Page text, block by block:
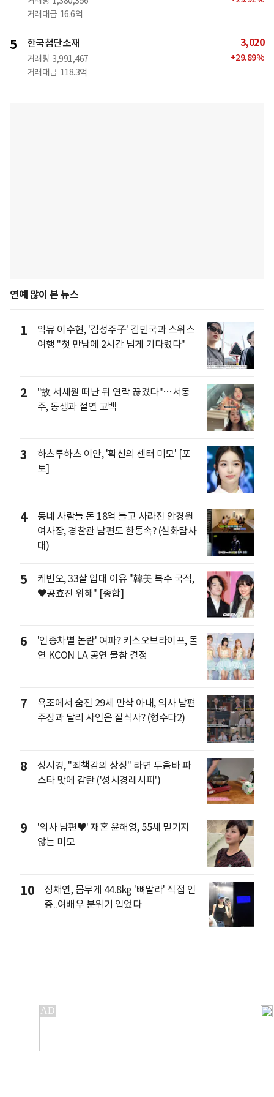
거래대금 16.6억
5 한국첨단소재
거래량 3,991,467
거래대금 118.3억
3,020
+29.89%
연예 많이 본 뉴스
1
악뮤 이수현, '김성주子' 김민국과 스위스
여행 "첫 만남에 2시간 넘게 기다렸다"
2
"故 서세원 떠난 뒤 연락 끊겼다"…서동
주, 동생과 절연 고백
3
하츠투하츠 이안, '확신의 센터 미모' [포
토]
4
동네 사람들 돈 18억 들고 사라진 안경원
여사장, 경찰관 남편도 한통속? (실화탐사
대)
5
케빈오, 33살 입대 이유 "韓美 복수 국적,
♥공효진 위해" [종합]
6
'인종차별 논란' 여파? 키스오브라이프, 돌
연 KCON LA 공연 불참 결정
7
욕조에서 숨진 29세 만삭 아내, 의사 남편
주장과 달리 사인은 질식사? (형수다2)
8
성시경, "죄책감의 상징" 라면 투움바 파
스타 맛에 감탄 ('성시경레시피')
9
'의사 남편♥' 재혼 윤해영, 55세 믿기지
않는 미모
10
정채연, 몸무게 44.8kg '뼈말라' 직접 인
증..여배우 분위기 입었다